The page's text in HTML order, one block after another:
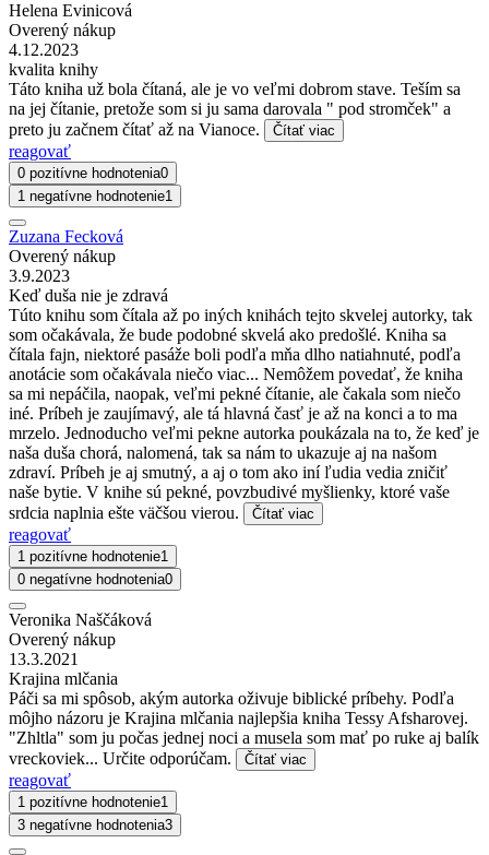
Helena Evinicová
Overený nákup
4.12.2023
kvalita knihy
Táto kniha už bola čítaná, ale je vo veľmi dobrom stave. Teším sa
na jej čítanie, pretože som si ju sama darovala " pod stromček" a
preto ju začnem čítať až na Vianoce.
Čítať viac
reagovať
0 pozitívne hodnotenia0
1 negatívne hodnotenie1
Zuzana Fecková
Overený nákup
3.9.2023
Keď duša nie je zdravá
Túto knihu som čítala až po iných knihách tejto skvelej autorky, tak
som očakávala, že bude podobné skvelá ako predošlé. Kniha sa
čítala fajn, niektoré pasáže boli podľa mňa dlho natiahnuté, podľa
anotácie som očakávala niečo viac... Nemôžem povedať, že kniha
sa mi nepáčila, naopak, veľmi pekné čítanie, ale čakala som niečo
iné. Príbeh je zaujímavý, ale tá hlavná časť je až na konci a to ma
mrzelo. Jednoducho veľmi pekne autorka poukázala na to, že keď je
naša duša chorá, nalomená, tak sa nám to ukazuje aj na našom
zdraví. Príbeh je aj smutný, a aj o tom ako iní ľudia vedia zničiť
naše bytie. V knihe sú pekné, povzbudivé myšlienky, ktoré vaše
srdcia naplnia ešte väčšou vierou.
Čítať viac
reagovať
1 pozitívne hodnotenie1
0 negatívne hodnotenia0
Veronika Naščáková
Overený nákup
13.3.2021
Krajina mlčania
Páči sa mi spôsob, akým autorka oživuje biblické príbehy. Podľa
môjho názoru je Krajina mlčania najlepšia kniha Tessy Afsharovej.
"Zhltla" som ju počas jednej noci a musela som mať po ruke aj balík
vreckoviek... Určite odporúčam.
Čítať viac
reagovať
1 pozitívne hodnotenie1
3 negatívne hodnotenia3